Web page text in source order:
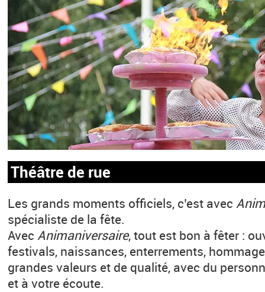
Théâtre de rue
Les grands moments officiels, c’est avec
spécialiste de la fête.
Avec Animaniversaire, tout est bon à fêter :
festivals, naissances, enterrements,
grandes valeurs et de qualité, avec du
et à votre écoute.